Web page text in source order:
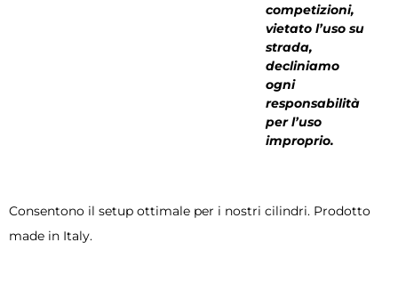
competizioni,
vietato l’uso su
strada,
decliniamo
ogni
responsabilità
per l’uso
improprio.
Consentono il setup ottimale per i nostri cilindri. Prodotto
made in Italy.